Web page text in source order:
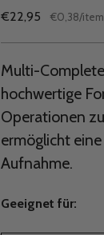
Regulärer
€22,95Stückpreis
€0,38/per
item
Multi-
hochwertige
Operationen
ermöglicht
Aufnahme.
Geeignet für: